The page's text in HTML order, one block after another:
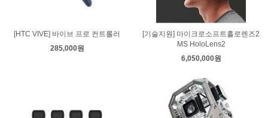
[HTC VIVE] 바이브 프로 컨트롤러
285,000원
[기술지원] 마이크로소프트홀로렌즈2
MS HoloLens2
6,050,000원